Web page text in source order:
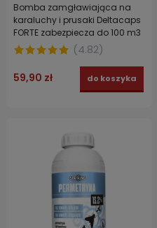
Bomba zamgławiająca na
karaluchy i prusaki Deltacaps
FORTE zabezpiecza do 100 m3
(4.82)
59,90 zł do koszyka